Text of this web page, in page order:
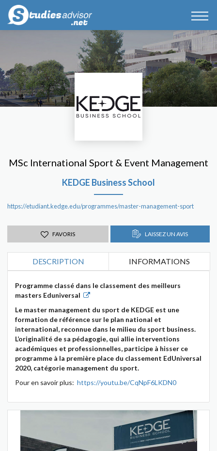
MSc International Sport & Event Management
KEDGE Business School
https://etudiant.kedge.edu/programmes/master-management-sport
FAVORIS LAISSEZ UN AVIS
DESCRIPTION INFORMATIONS
Programme classé dans le classement des meilleurs
masters Eduniversal
Le master management du sport de KEDGE est une
formation de référence sur le plan national et
international, reconnue dans le milieu du sport business.
L’originalité de sa pédagogie, qui allie interventions
académiques et professionnelles, participe à hisser ce
programme à la première place du classement EdUniversal
2020, catégorie management du sport.
Pour en savoir plus: https://youtu.be/CqNpF6LKDN0